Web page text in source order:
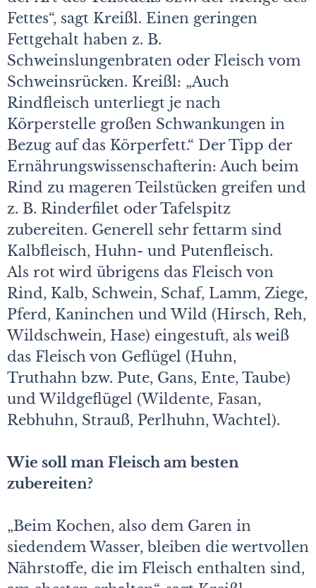
Fettes“, sagt Kreißl. Einen geringen
Fettgehalt haben z. B.
Schweinslungenbraten oder Fleisch vom
Schweinsrücken. Kreißl: „Auch
Rindfleisch unterliegt je nach
Körperstelle großen Schwankungen in
Bezug auf das Körperfett.“ Der Tipp der
Ernährungswissenschafterin: Auch beim
Rind zu mageren Teilstücken greifen und
z. B. Rinderfilet oder Tafelspitz
zubereiten. Generell sehr fettarm sind
Kalbfleisch, Huhn- und Putenfleisch.
Als rot wird übrigens das Fleisch von
Rind, Kalb, Schwein, Schaf, Lamm, Ziege,
Pferd, Kaninchen und Wild (Hirsch, Reh,
Wildschwein, Hase) eingestuft, als weiß
das Fleisch von Geflügel (Huhn,
Truthahn bzw. Pute, Gans, Ente, Taube)
und Wildgeflügel (Wildente, Fasan,
Rebhuhn, Strauß, Perlhuhn, Wachtel).
Wie soll man Fleisch am besten
zubereiten?
„Beim Kochen, also dem Garen in
siedendem Wasser, bleiben die wertvollen
Nährstoffe, die im Fleisch enthalten sind,